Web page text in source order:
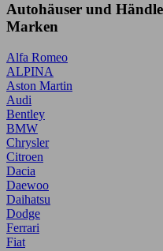
Autohäuser und
Marken
Alfa Romeo
ALPINA
Aston Martin
Audi
Bentley
BMW
Chrysler
Citroen
Dacia
Daewoo
Daihatsu
Dodge
Ferrari
Fiat